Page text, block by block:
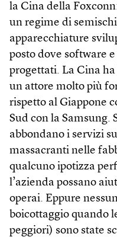
la Cina della
un regime di
apparecchiature
posto dove soft­ware
progettati. La Cina
un attore molto più
rispetto al Giappone
Sud con la Samsung.
abbondano i servizi
massacranti nelle
qualcuno ipotizza
l’azienda possano
operai. Eppure
boicottaggio quando
peggiori) sono state